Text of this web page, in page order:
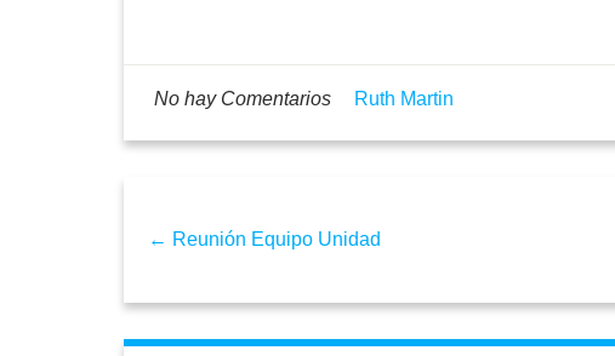
No hay Comentarios Ruth Martin
← Reunión Equipo Unidad